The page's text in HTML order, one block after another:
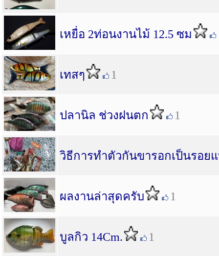
เหยื่อ 2ท่อนงานไม้ 12.5 ซม
เทสๆ 1
ปลานิล ช่วงฝนตก 1
วิธีการทำตัวกันขารอกเป็นรอย
ผลงานล่าสุดครับ 1
บูลกิว 14Cm. 1